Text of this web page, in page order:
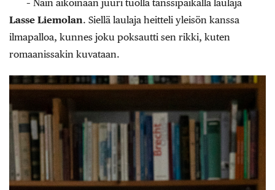
– Näin aikoinaan juuri tuolla tanssipaikalla laulaja
Lasse Liemolan. Siellä laulaja heitteli yleisön kanssa
ilmapalloa, kunnes joku poksautti sen rikki, kuten
romaanissakin kuvataan.